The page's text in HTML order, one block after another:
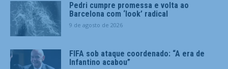
Pedri cumpre promessa e volta ao
Barcelona com ‘look’ radical
9 de agosto de 2026
FIFA sob ataque coordenado: “A era de
Infantino acabou”